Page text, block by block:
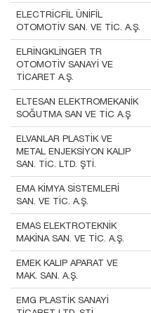
ELECTRİCFİL ÜNİFİL
OTOMOTİV SAN. VE TİC. A.Ş.
ELRİNGKLİNGER TR
OTOMOTİV SANAYİ VE
TİCARET A.Ş.
ELTESAN ELEKTROMEKANİK
SOĞUTMA SAN VE TİC A.Ş
ELVANLAR PLASTİK VE
METAL ENJEKSİYON KALIP
SAN. TİC. LTD. ŞTİ.
EMA KİMYA SİSTEMLERİ
SAN. VE TİC. A.Ş.
EMAS ELEKTROTEKNİK
MAKİNA SAN. VE TİC. A.Ş.
EMEK KALIP APARAT VE
MAK. SAN. A.Ş.
EMG PLASTİK SANAYİ